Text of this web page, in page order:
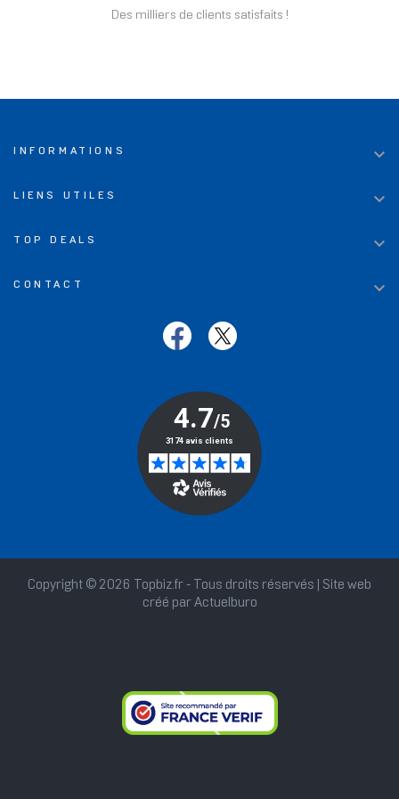
Des milliers de clients satisfaits !
INFORMATIONS 
LIENS UTILES 
TOP DEALS 
CONTACT 
Copyright © 2026 Topbiz.fr - Tous droits réservés | Site web
créé par Actuelburo